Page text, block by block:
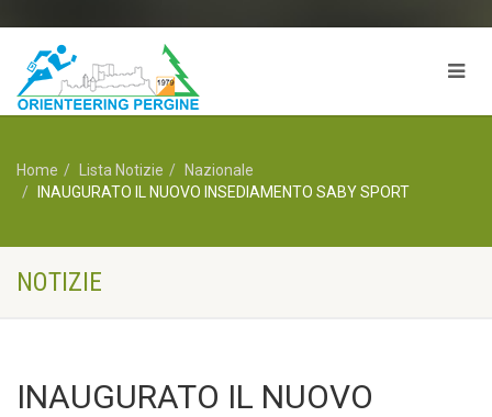
Home Lista Notizie
Nazionale
INAUGURATO IL NUOVO INSEDIAMENTO SABY SPORT
NOTIZIE
INAUGURATO IL NUOVO